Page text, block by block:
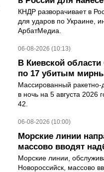
КНДР разворачивает в
для ударов по Украине,
АрбатМедиа.
06-08-2026 (10:13)
В Киевской
по 17 убитым
Массированный ракетно-
в ночь на 5 августа 2026
42.
06-08-2026 (10:00)
Морские линии
массово вводят
Морские линии,
Новороссийск, массово